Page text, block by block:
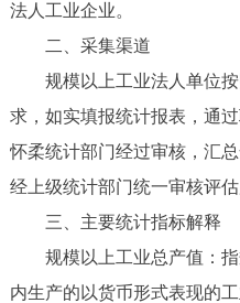
法人工业企业。
二、采集渠道
规模以上工业法人单位按
求，如实填报统计报表，通
怀柔统计部门经过审核，汇
经上级统计部门统一审核评估
三、主要统计指标解释
规模以上工业总产值：指
内生产的以货币形式表现的